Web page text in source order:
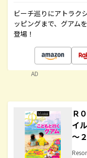
ビーチ巡りにアトラク
ッピングまで、グアム
登場！
AD
Ｒ
イ
～